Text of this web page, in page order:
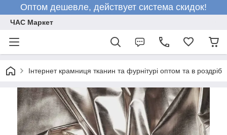
Оптом дешевле, действует система скидок!
ЧАС Маркет
Інтернет крамниця тканин та фурнітурі оптом та в роздріб